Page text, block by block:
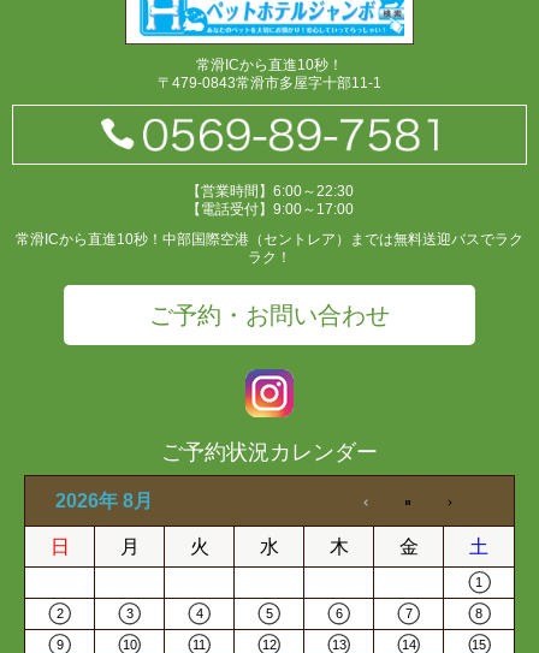
常滑ICから直進10秒！
〒479-0843常滑市多屋字十部11-1
【営業時間】6:00～22:30
【電話受付】9:00～17:00
常滑ICから直進10秒！中部国際空港（セントレア）までは無料送迎バスでラク
ラク！
ご予約・お問い合わせ
ご予約状況カレンダー
2026年 8月
日 月 火 水 木 金 土
1
2 3 4 5 6 7 8
9 10 11 12 13 14 15